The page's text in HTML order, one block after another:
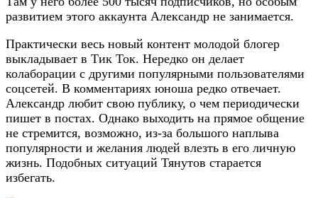
развитием этого аккаунта Александр не занимается.
Практически весь новый контент молодой блогер
выкладывает в Тик Ток. Нередко он делает
колаборации с другими популярными пользователями
соцсетей. В комментариях юноша редко отвечает.
Александр любит свою публику, о чем периодически
пишет в постах. Однако выходить на прямое общение
не стремится, возможно, из-за большого наплыва
популярности и желания людей влезть в его личную
жизнь. Подобных ситуаций Тянутов старается
избегать.